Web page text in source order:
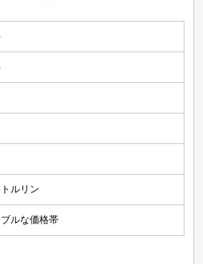
ルリン
ルな価格帯